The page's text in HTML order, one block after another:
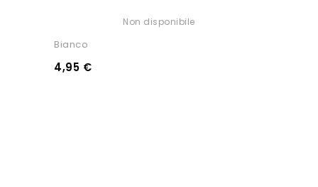
Non disponibile
Bianco
4,95 €